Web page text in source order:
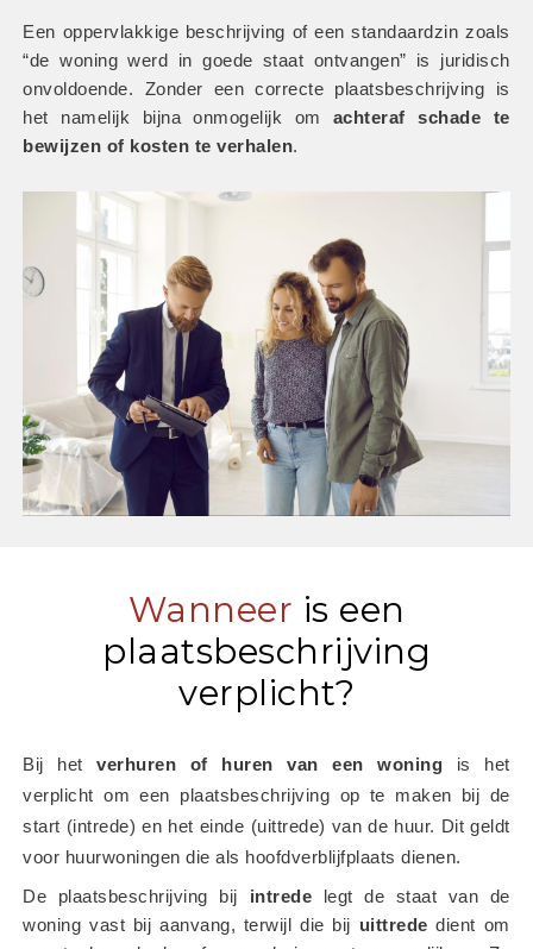
Een oppervlakkige beschrijving of een standaardzin zoals
“de woning werd in goede staat ontvangen” is juridisch
onvoldoende. Zonder een correcte plaatsbeschrijving is
het namelijk bijna onmogelijk om
achteraf schade te
bewijzen of kosten te verhalen.
Wanneer is een
plaatsbeschrijving
verplicht?
Bij het verhuren of huren van een woning is het
verplicht om een plaatsbeschrijving op te maken bij de
start (intrede) en het einde (uittrede) van de huur. Dit geldt
voor huurwoningen die als hoofdverblijfplaats dienen.
De plaatsbeschrijving bij intrede legt de staat van de
woning vast bij aanvang, terwijl die bij uittrede dient om